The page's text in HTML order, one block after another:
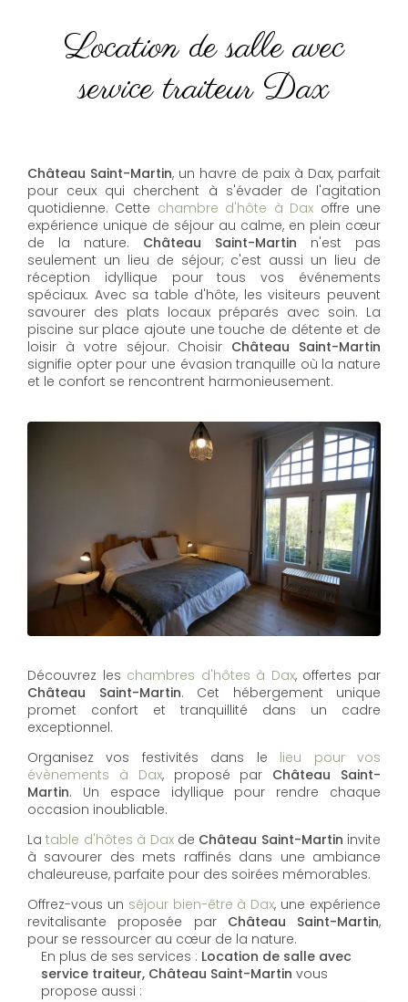
Location de salle avec
service traiteur Dax
Château Saint-Martin, un havre de paix à Dax, parfait
pour ceux qui cherchent à s'évader de l'agitation
quotidienne. Cette chambre d'hôte à Dax offre une
expérience unique de séjour au calme, en plein cœur
de la nature. Château Saint-Martin n'est pas
seulement un lieu de séjour; c'est aussi un lieu de
réception idyllique pour tous vos événements
spéciaux. Avec sa table d'hôte, les visiteurs peuvent
savourer des plats locaux préparés avec soin. La
piscine sur place ajoute une touche de détente et de
loisir à votre séjour. Choisir Château Saint-Martin
signifie opter pour une évasion tranquille où la nature
et le confort se rencontrent harmonieusement.
Découvrez les chambres d'hôtes à Dax, offertes par
Château Saint-Martin. Cet hébergement unique
promet confort et tranquillité dans un cadre
exceptionnel.
Organisez vos festivités dans le lieu pour vos
évènements à Dax, proposé par Château Saint-
Martin. Un espace idyllique pour rendre chaque
occasion inoubliable.
Latable d'hôtes à Daxde Château Saint-Martin invite
à savourer des mets raffinés dans une ambiance
chaleureuse, parfaite pour des soirées mémorables.
Offrez-vous un séjour bien-être à Dax, une expérience
revitalisante proposée par Château Saint-Martin,
pour se ressourcer au cœur de la nature.
En plus de ses services : Location de salle avec
service traiteur, Château Saint-Martin vous
propose aussi :